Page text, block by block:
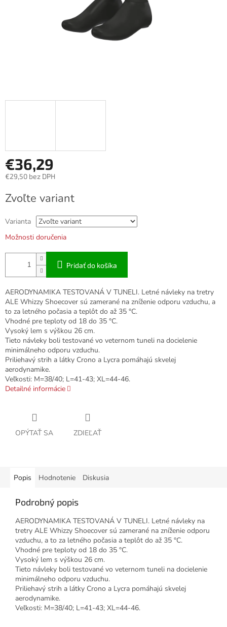
€36,29
€29,50 bez DPH
cena:
Zvoľte variant
Varianta
Možnosti doručenia
Pridať do košíka
AERODYNAMIKA TESTOVANÁ V TUNELI. Letné návleky na tretry
ALE Whizzy Shoecover sú zamerané na zníženie odporu vzduchu, a
to za letného počasia a teplôt do až 35 °C.
Vhodné pre teploty od 18 do 35 °C.
Vysoký lem s výškou 26 cm.
Tieto návleky boli testované vo veternom tuneli na docielenie
minimálneho odporu vzduchu.
Priliehavý strih a látky Crono a Lycra pomáhajú skvelej
aerodynamike.
Veľkosti: M=38/40; L=41-43; XL=44-46.
Detailné informácie
OPÝTAŤ SA ZDIEĽAŤ
Popis Hodnotenie Diskusia
Podrobný popis
AERODYNAMIKA TESTOVANÁ V TUNELI. Letné návleky na
tretry ALE Whizzy Shoecover sú zamerané na zníženie odporu
vzduchu, a to za letného počasia a teplôt do až 35 °C.
Vhodné pre teploty od 18 do 35 °C.
Vysoký lem s výškou 26 cm.
Tieto návleky boli testované vo veternom tuneli na docielenie
minimálneho odporu vzduchu.
Priliehavý strih a látky Crono a Lycra pomáhajú skvelej
aerodynamike.
Veľkosti: M=38/40; L=41-43; XL=44-46.